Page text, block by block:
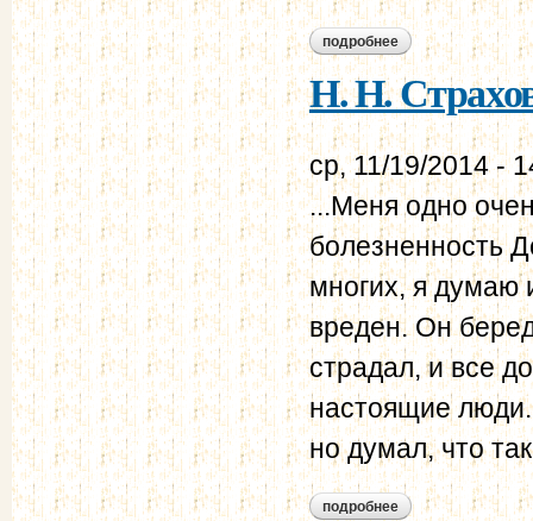
подробнее о н. н. страхов - в.
Н. Н.
ср, 11/19/2014 -
...Меня одно
болезненность
многих, я думаю
вреден. Он
страдал, и все
настоящие люди.
но думал, что
подробнее о н. н. страхов - в.